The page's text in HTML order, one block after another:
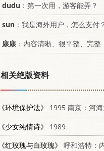
dudu ：第一次用，游客能弄？
sun ：我是海外用户，怎么支付？建
康康 ：内容清晰、很平整、完
相关绝版资料
《环境保护法》
1995 南京：河海大学
《少女纯情诗》
1989
《红玫瑰与白玫瑰》
呼和浩特：内蒙古